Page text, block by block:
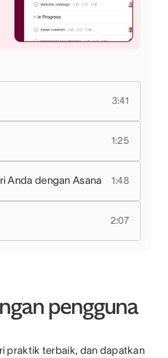
3:41
1:25
Anda dengan Asana 1:48
2:07
pengguna
praktik terbaik, dan dapatkan